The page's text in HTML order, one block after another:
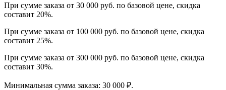
При сумме заказа от 30 000 руб. по базовой цене, скидка
составит 20%.
При сумме заказа от 100 000 руб. по базовой цене, скидка
составит 25%.
При сумме заказа от 300 000 руб. по базовой цене, скидка
составит 30%.
Минимальная сумма заказа: 30 000 ₽.